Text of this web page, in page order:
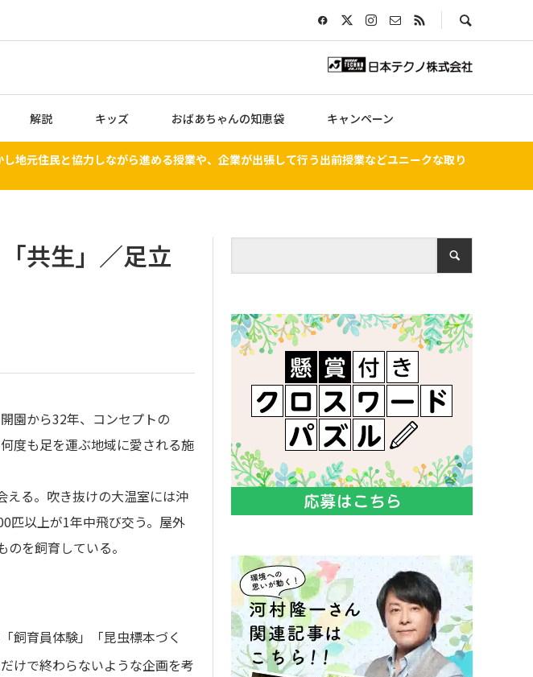
解説 キッズ おばあちゃんの知恵袋 キャンペーン
地元住民と協力しながら進める授業や、企業が出張して行う出前授業などユニークな取り
共生」／足立
園から32年、コンセプトの
度も足を運ぶ地域に愛される施
える。吹き抜けの大温室には沖
匹以上が1年中飛び交う。屋外
を飼育している。
飼育員体験」「昆虫標本づく
けで終わらないような企画を考